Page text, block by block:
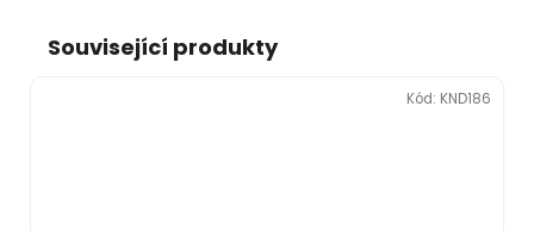
Související produkty
Kód: KND186